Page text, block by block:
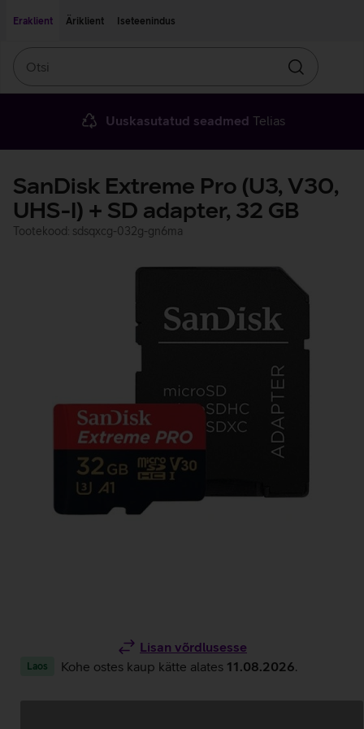
Eraklient
Äriklient Iseteenindus
Otsin
Uuskasutatud seadmed Telias
SanDisk Extreme Pro (U3, V30,
UHS-I) + SD adapter, 32 GB
Tootekood: sdsqxcg-032g-gn6ma
Lisan võrdlusesse
Laos Kohe ostes kaup kätte alates 11.08.2026